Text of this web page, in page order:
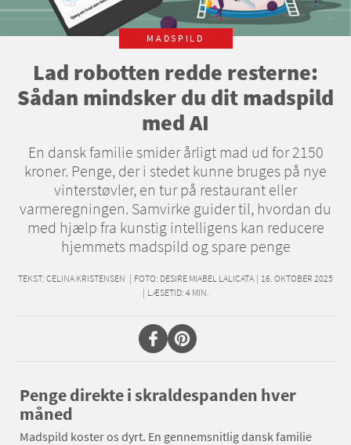
MADSPILD
Lad robotten redde resterne:
Sådan mindsker du dit madspild
med AI
En dansk familie smider årligt mad ud for 2150
kroner. Penge, der i stedet kunne bruges på nye
vinterstøvler, en tur på restaurant eller
varmeregningen. Samvirke guider til, hvordan du
med hjælp fra kunstig intelligens kan reducere
hjemmets madspild og spare penge
TEKST: CELINA KRISTENSEN | FOTO: DESIRE MIABEL LALICATA | 16. OKTOBER 2025
| LÆSETID: 4 MIN.
Penge direkte i skraldespanden hver
måned
Madspild koster os dyrt. En gennemsnitlig dansk familie